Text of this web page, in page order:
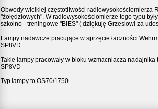
Obwody wielkiej częstotliwości radiowysokościomierza
"żołędziowych". W radiowysokościomierze tego typu
szkolno - treningowe "BIES" ( dziękuję Grzesiowi za
Lampy nadawcze pracujące w sprzęcie łaczności
SP8VD.
Takie lampy pracowały w bloku wzmacniacza
SP8VD
Typ lampy to OS70/1750